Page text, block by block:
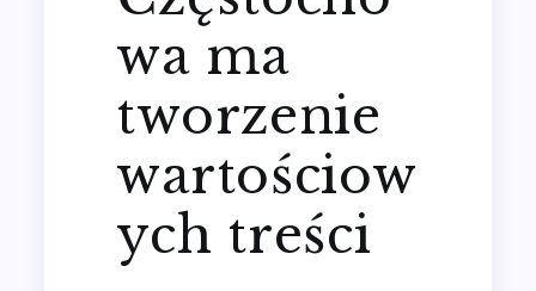
wa ma
tworzenie
wartościow
ych treści